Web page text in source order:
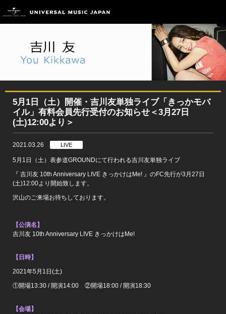
5月1日（土）開催・吉川友単独ライブ「きっかモバ
イル」有料会員先行受付のお知らせ＜3月27日
(土)12:00より＞
2021.03.26 LIVE
5月1日（土）表参道GROUNDにて行われる吉川友単独ライブ
『 吉川友 10th Anniversary LIVE きっかけはMe! 』のFC先行が3月27日
(土)12:00より開始致します。
沢山のご来場お待ちしております。
【公演名】
吉川友 10th Anniversary LIVE きっかけはMe!
【日時】
2021年5月1日(土)
①開場13:30 / 開演14:00 ②開場18:00 / 開演18:30
【会場】